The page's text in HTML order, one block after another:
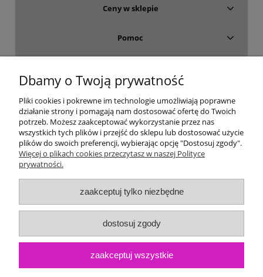
Ceny w sklepie
Pomoc
Moje konto
Gwarancja i zwroty
O firmie
Dbamy o Twoją prywatność
Pliki cookies i pokrewne im technologie umożliwiają poprawne
działanie strony i pomagają nam dostosować ofertę do Twoich
potrzeb. Możesz zaakceptować wykorzystanie przez nas
wszystkich tych plików i przejść do sklepu lub dostosować użycie
plików do swoich preferencji, wybierając opcję "Dostosuj zgody".
Więcej o plikach cookies przeczytasz w naszej Polityce
prywatności.
zaakceptuj tylko niezbędne
dostosuj zgody
zaakceptuj wszystkie